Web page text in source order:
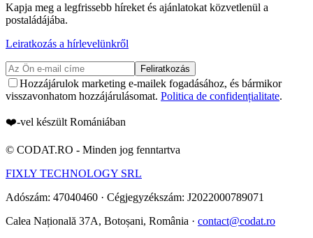
Kapja meg a legfrissebb híreket és ajánlatokat közvetlenül a
postaládájába.
Leiratkozás a hírlevelünkről
Feliratkozás
Hozzájárulok marketing e-mailek fogadásához, és bármikor
visszavonhatom hozzájárulásomat. Politica de confidențialitate.
❤️-vel készült Romániában
© CODAT.RO - Minden jog fenntartva
FIXLY TECHNOLOGY SRL
Adószám: 47040460 · Cégjegyzékszám: J2022000789071
Calea Națională 37A, Botoșani, România · contact@codat.ro